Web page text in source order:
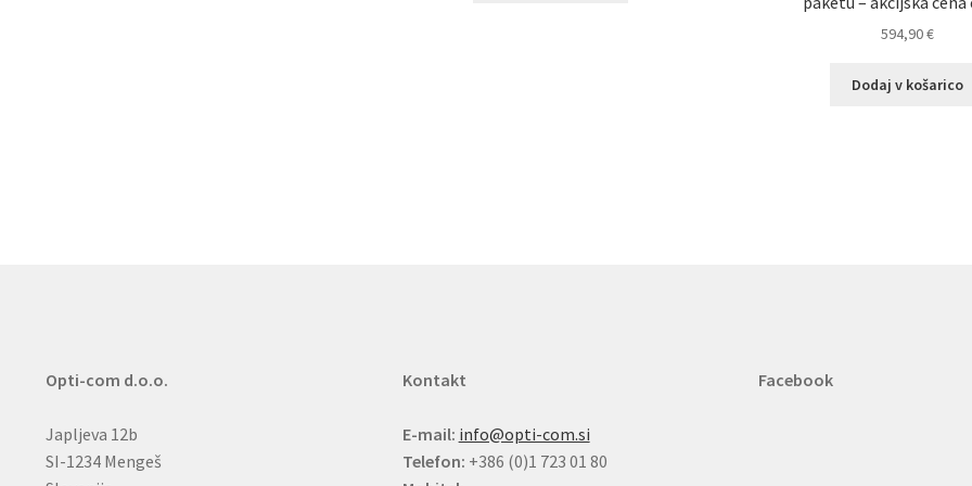
594,90€
Dodaj v košarico
Opti-com d.o.o.
Japljeva 12b
SI-1234 Mengeš
Kontakt
E-mail: info@opti-com.si
Telefon: +386 (0)1 723 01 80
Facebook